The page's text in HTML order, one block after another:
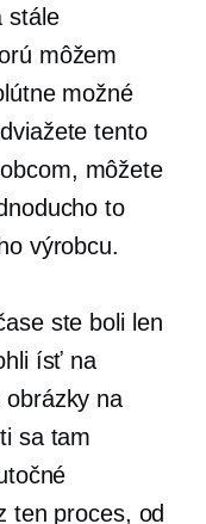
stále
môžem
možné
tento
môžete
to
výrobcu.
ste boli len
ísť na
obrázky na
sa tam
ten proces, od